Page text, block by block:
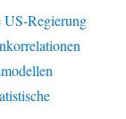
US-Regierung